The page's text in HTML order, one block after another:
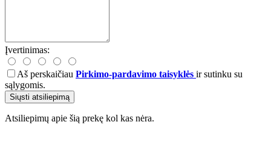
Įvertinimas:
Aš perskaičiau Pirkimo-pardavimo taisyklės ir sutinku su
sąlygomis.
Siųsti atsiliepimą
Atsiliepimų apie šią prekę kol kas nėra.